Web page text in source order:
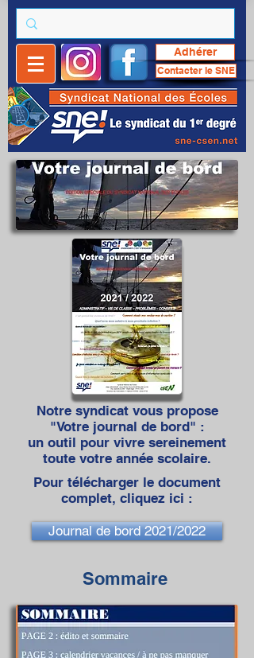
Adhérer
Contacter le SNE
Notre syndicat vous propose
"Votre journal de bord" :
un outil pour vivre sereinement
toute votre année scolaire.
Pour télécharger le document
complet, cliquez ici :
Journal de bord 2021/2022
Sommaire